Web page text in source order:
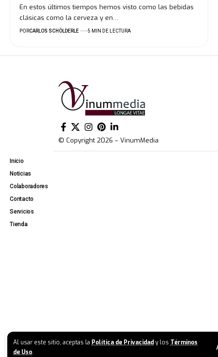
Al usar este sitio, aceptas la Política de Privacidad y los Términos
de Uso.
En estos últimos tiempos hemos visto como las bebidas
clásicas como la cerveza y en…
PORCARLOS SCHÖLDERLE 5 MIN DE LECTURA
© Copyright 2026 – VinumMedia
Inicio
Noticias
Colaboradores
Contacto
Servicios
Tienda